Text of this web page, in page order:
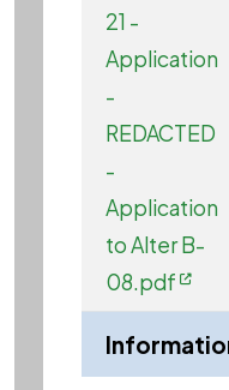
21 -
Application
-
REDACTED
-
Application
to Alter B-
08.pdf